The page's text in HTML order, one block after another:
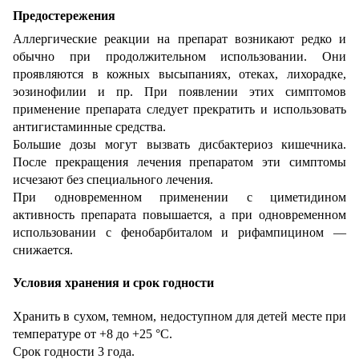
Предостережения
Аллергические реакции на препарат возникают редко и
обычно при продолжительном использовании. Они
проявляются в кожных высыпаниях, отеках, лихорадке,
эозинофилии и пр. При появлении этих симптомов
применение препарата следует прекратить и использовать
антигистаминные средства.
Большие дозы могут вызвать дисбактериоз кишечника.
После прекращения лечения препаратом эти симптомы
исчезают без специального лечения.
При одновременном применении с циметидином
активность препарата повышается, а при одновременном
использовании с фенобарбиталом и рифампицином —
снижается.
Условия хранения и срок годности
Хранить в сухом, темном, недоступном для детей месте при
температуре от +8 до +25 °С.
Срок годности 3 года.